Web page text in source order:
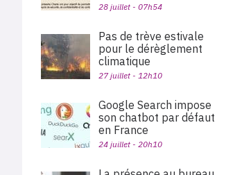
28 juillet - 07h54
Pas de trève estivale
pour le dérèglement
climatique
27 juillet - 12h10
Google Search impose
son chatbot par défaut
en France
24 juillet - 20h10